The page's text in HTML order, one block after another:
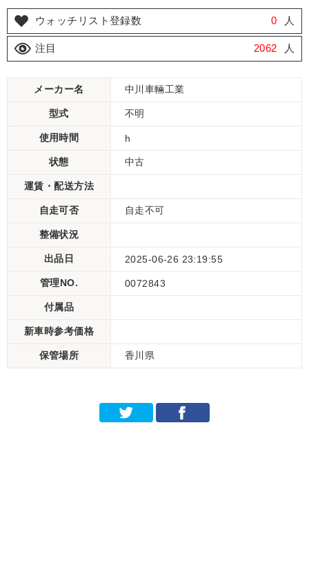
ウォッチリスト登録数 0 人
注目 2062 人
メーカー名 中川車輛工業
型式 不明
使用時間 h
状態 中古
運賃・配送方法
自走可否 自走不可
整備状況
出品日 2025-06-26 23:19:55
管理NO. 0072843
付属品
新車時参考価格
保管場所 香川県